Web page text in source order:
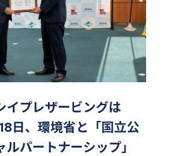
イプレザービングは
日、環境省と「国立公
ルパートナーシップ」